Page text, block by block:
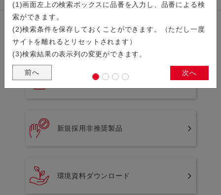
(1)画面左上の検索ボックスに品番を入力し、品番による検
索ができます。
(2)検索条件を保存しておくことができます。（ただし一度
サイトを離れるとリセットされます）
(3)検索結果の表示列の変更ができます。
前へ 次へ
製品関連情報
生産中止製品
新規採用非推奨製品
環境資料ダウンロード